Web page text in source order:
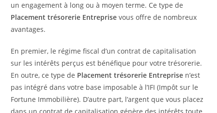
un engagement à long ou à moyen terme. Ce type de
Placement trésorerie Entreprise vous offre de nombreux
avantages.
En premier, le régime fiscal d’un contrat de capitalisation
sur les intérêts perçus est bénéfique pour votre trésorerie.
En outre, ce type de Placement trésorerie Entreprise n’est
pas intégré dans votre base imposable à l’IFI (Impôt sur le
Fortune Immobilière). D’autre part, l’argent que vous placez